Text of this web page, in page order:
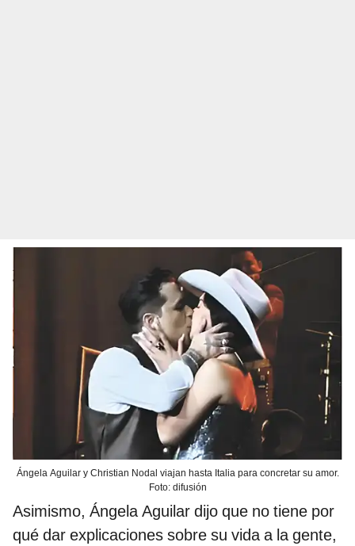
Ángela Aguilar y Christian Nodal viajan hasta Italia para concretar su amor.
Foto: difusión
Asimismo, Ángela Aguilar dijo que no tiene por
qué dar explicaciones sobre su vida a la gente,